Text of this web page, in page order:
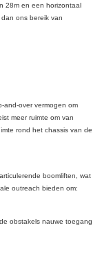
28m en een horizontaal
ons bereik van
and-over vermogen om
meer ruimte om van
rond het chassis van de
boomliften, wat
outreach bieden om:
obstakels nauwe toegang